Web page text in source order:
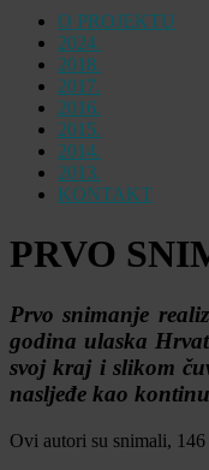
O PROJEKTU
2024.
2018.
2017.
2016.
2015.
2014.
2013.
KONTAKT
PRVO
Prvo snimanje
godina ulaska
svoj kraj i slikom
nasljeđe kao
Ovi autori su snimali, 146